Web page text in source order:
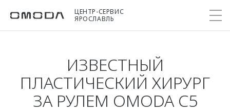
ЦЕНТР-СЕРВИС
ЯРОСЛАВЛЬ
Модели
Покупателям
Выбор и покупка
Владельцам
Сервис
Мир OMODA
О бренде
ИЗВЕСТНЫЙ
ПЛАСТИЧЕСКИЙ ХИРУРГ
ЗА РУЛЕМ OMODA C5